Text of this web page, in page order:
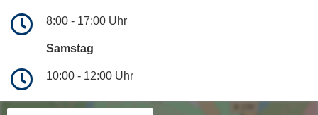
8:00 - 17:00 Uhr
Samstag
10:00 - 12:00 Uhr